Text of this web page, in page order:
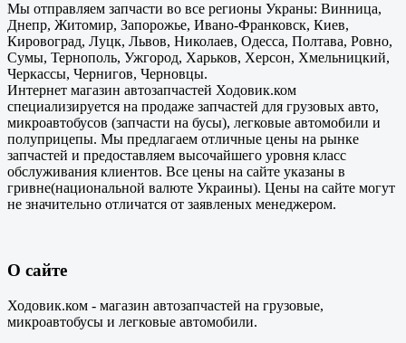
Мы отправляем запчасти во все регионы Украны: Винница,
Днепр, Житомир, Запорожье, Ивано-Франковск, Киев,
Кировоград, Луцк, Львов, Николаев, Одесса, Полтава, Ровно,
Сумы, Тернополь, Ужгород, Харьков, Херсон, Хмельницкий,
Черкассы, Чернигов, Черновцы.
Интернет магазин автозапчастей Ходовик.ком
специализируется на продаже запчастей для грузовых авто,
микроавтобусов (запчасти на бусы), легковые автомобили и
полуприцепы. Мы предлагаем отличные цены на рынке
запчастей и предоставляем высочайшего уровня класс
обслуживания клиентов. Все цены на сайте указаны в
гривне(национальной валюте Украины). Цены на сайте могут
не значительно отличатся от заявленых менеджером.
О сайте
Ходовик.ком - магазин автозапчастей на грузовые,
микроавтобусы и легковые автомобили.